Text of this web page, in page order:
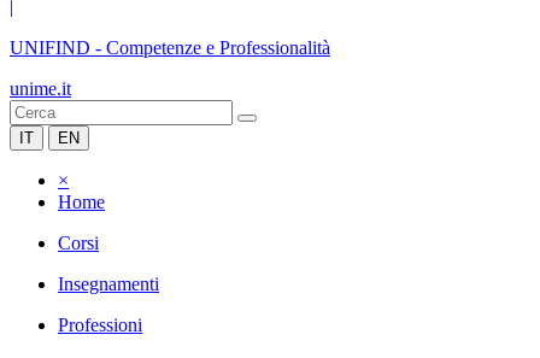
|
UNIFIND - Competenze e Professionalità
unime.it
IT EN
×
Home
Corsi
Insegnamenti
Professioni